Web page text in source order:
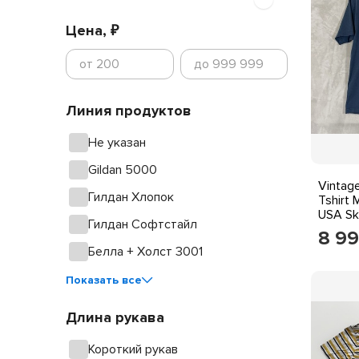
Цена, ₽
Линия продуктов
Не указан
Gildan 5000
Гилдан Хлопок
Гилдан Софтстайл
Белла + Холст 3001
Показать все
Длина рукава
Короткий рукав
Tshirt
USA
Faded
8